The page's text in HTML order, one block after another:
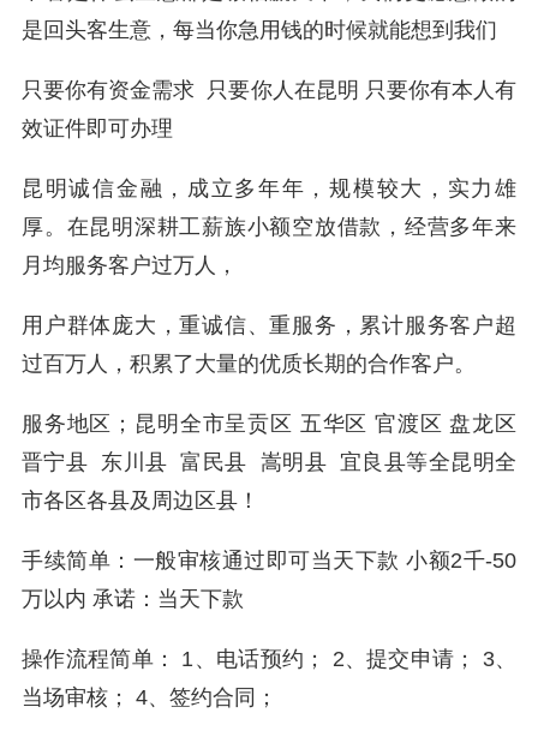
是回头客生意，每当你急用钱的时候就能想到我们
只要你有资金需求 只要你人在昆明 只要你有本人有
效证件即可办理
昆明诚信金融，成立多年年，规模较大，实力雄
厚。在昆明深耕工薪族小额空放借款，经营多年来
月均服务客户过万人，
用户群体庞大，重诚信、重服务，累计服务客户超
过百万人，积累了大量的优质长期的合作客户。
服务地区；昆明全市呈贡区 五华区 官渡区 盘龙区
晋宁县 东川县 富民县 嵩明县 宜良县等全昆明全
市各区各县及周边区县！
手续简单：一般审核通过即可当天下款 小额2千-50
万以内 承诺：当天下款
操作流程简单： 1、电话预约； 2、提交申请； 3、
当场审核； 4、签约合同；